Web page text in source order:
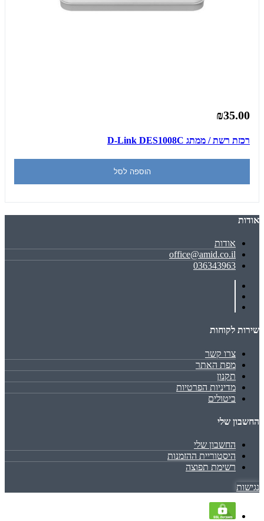
₪35.00
רכזת רשת / ממתג D-Link DES1008C
הוספה לסל
אודות
אודות
office@amid.co.il
036343963
שירות לקוחות
צרו קשר
מפת האתר
תקנון
מדיניות הפרטיות
ביטולים
החשבון שלי
החשבון שלי
היסטוריית ההזמנות
רשימת תפוצה
נגישות